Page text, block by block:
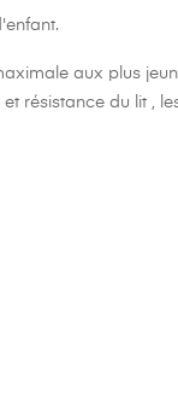
aux plus
résistance du lit ,